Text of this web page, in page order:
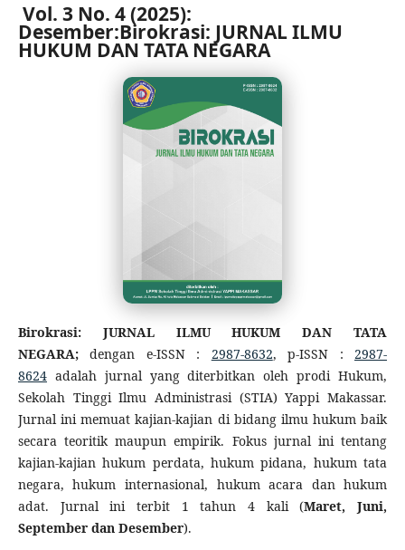
Vol. 3 No. 4 (2025):
Desember:Birokrasi: JURNAL ILMU
HUKUM DAN TATA NEGARA
Birokrasi: JURNAL ILMU HUKUM DAN TATA
NEGARA;dengan e-ISSN : 2987-8632, p-ISSN :2987-
8624adalah jurnal yang diterbitkan oleh prodi Hukum,
Sekolah Tinggi Ilmu Administrasi (STIA) Yappi Makassar.
Jurnal ini memuat kajian-kajian di bidang ilmu hukum baik
secara teoritik maupun empirik. Fokus jurnal ini tentang
kajian-kajian hukum perdata, hukum pidana, hukum tata
negara, hukum internasional, hukum acara dan hukum
adat. Jurnal ini terbit 1 tahun 4 kali (Maret, Juni,
September dan Desember).